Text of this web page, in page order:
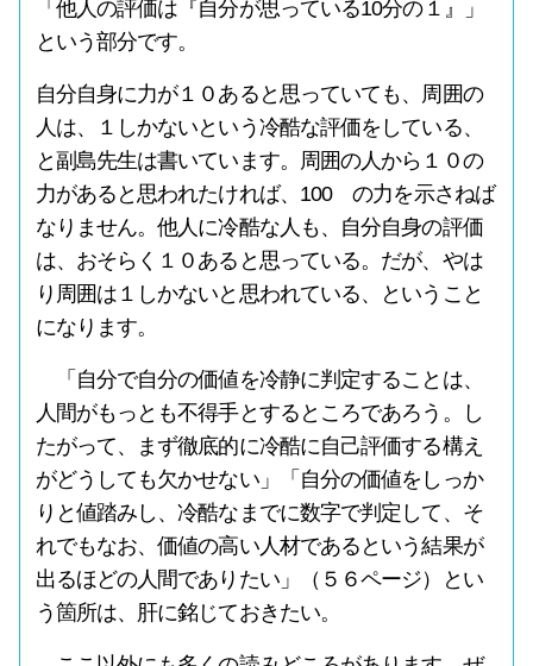
「他人の評価は『自分が思っている10分の１』」
という部分です。
自分自身に力が１０あると思っていても、周囲の
人は、１しかないという冷酷な評価をしている、
と副島先生は書いています。周囲の人から１０の
力があると思われたければ、100 の力を示さねば
なりません。他人に冷酷な人も、自分自身の評価
は、おそらく１０あると思っている。だが、やは
り周囲は１しかないと思われている、ということ
になります。
「自分で自分の価値を冷静に判定することは、
人間がもっとも不得手とするところであろう。し
たがって、まず徹底的に冷酷に自己評価する構え
がどうしても欠かせない」「自分の価値をしっか
りと値踏みし、冷酷なまでに数字で判定して、そ
れでもなお、価値の高い人材であるという結果が
出るほどの人間でありたい」（５６ページ）とい
う箇所は、肝に銘じておきたい。